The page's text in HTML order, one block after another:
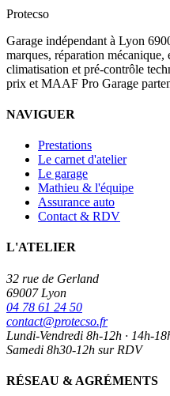
Protecso
Garage indépendant à Lyon
marques, réparation mécanique,
climatisation et pré-contrôle
prix et MAAF Pro Garage
NAVIGUER
Prestations
Le carnet d'atelier
Le garage
Mathieu & l'équipe
Assurance auto
Contact & RDV
L'ATELIER
32 rue de Gerland
69007 Lyon
04 78 61 24 50
contact@protecso.fr
Lundi-Vendredi 8h-12h · 14h-
Samedi 8h30-12h sur RDV
RÉSEAU & AGRÉMENTS